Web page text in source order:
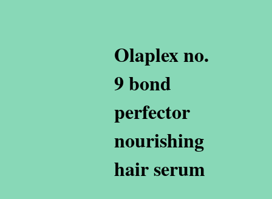
Olaplex no.
9 bond
perfector
nourishing
hair serum